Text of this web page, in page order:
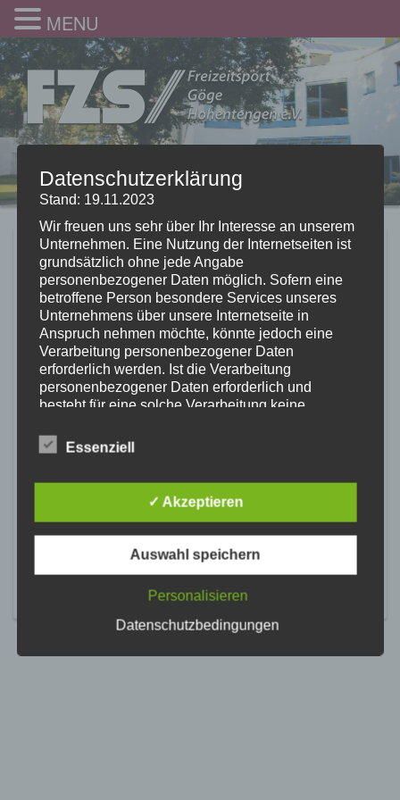
SoFe24_28
10.09.2024
MENU
Datenschutzerklärung
Stand: 19.11.2023
Wir freuen uns sehr über Ihr Interesse an unserem
Unternehmen. Eine Nutzung der Internetseiten ist
grundsätzlich ohne jede Angabe
personenbezogener Daten möglich. Sofern eine
betroffene Person besondere Services unseres
Unternehmens über unsere Internetseite in
Anspruch nehmen möchte, könnte jedoch eine
Verarbeitung personenbezogener Daten
erforderlich werden. Ist die Verarbeitung
personenbezogener Daten erforderlich und
besteht für eine solche Verarbeitung keine
Einwilligung der betroffenen Person ein.
beispielsweise des Namens, der Anschrift, E-Mail-
Adresse oder Telefonnummer einer betroffenen
Person, erfolgt stets im Einklang mit der
Datenschutz-Grundverordnung und in
Übereinstimmung mit den für uns geltenden
landesspezifischen Datenschutzbestimmungen.
Mittels dieser Datenschutzerklärung möchte unser
und Zweck der von uns erhobenen, genutzten und
Essenziell
✓ Akzeptieren
Auswahl speichern
Personalisieren
Datenschutzbedingungen